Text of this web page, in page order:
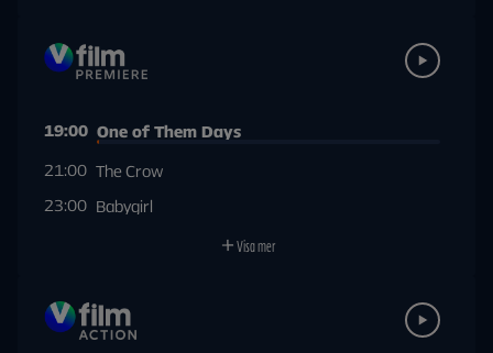
19:00 One of Them Days
21:00 The Crow
23:00 Babygirl
Visa mer